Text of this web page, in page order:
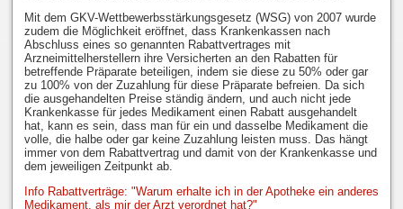
Mit dem GKV-Wettbewerbsstärkungsgesetz (WSG) von 2007 wurde
zudem die Möglichkeit eröffnet, dass Krankenkassen nach
Abschluss eines so genannten Rabattvertrages mit
Arzneimittelherstellern ihre Versicherten an den Rabatten für
betreffende Präparate beteiligen, indem sie diese zu 50% oder gar
zu 100% von der Zuzahlung für diese Präparate befreien. Da sich
die ausgehandelten Preise ständig ändern, und auch nicht jede
Krankenkasse für jedes Medikament einen Rabatt ausgehandelt
hat, kann es sein, dass man für ein und dasselbe Medikament die
volle, die halbe oder gar keine Zuzahlung leisten muss. Das hängt
immer von dem Rabattvertrag und damit von der Krankenkasse und
dem jeweiligen Zeitpunkt ab.
Info Rabattverträge: "Warum erhalte ich in der Apotheke ein anderes
Medikament, als mir der Arzt verordnet hat?"